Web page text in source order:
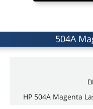
HP 504A Magenta